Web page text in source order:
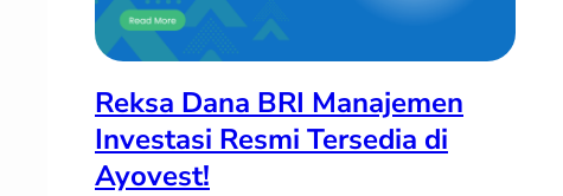
Reksa Dana BRI Manajemen
Investasi Resmi Tersedia di
Ayovest!